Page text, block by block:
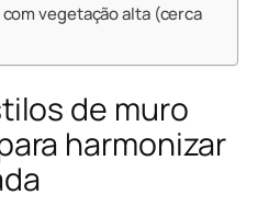
vegetação alta (cerca
de muro
harmonizar